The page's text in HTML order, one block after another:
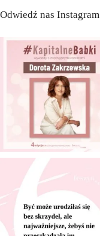
Odwiedź nas Instagram